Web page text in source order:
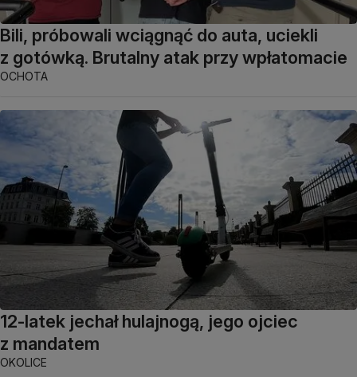
Bili, próbowali wciągnąć do auta, uciekli
z gotówką. Brutalny atak przy wpłatomacie
OCHOTA
12-latek jechał hulajnogą, jego ojciec
z mandatem
OKOLICE